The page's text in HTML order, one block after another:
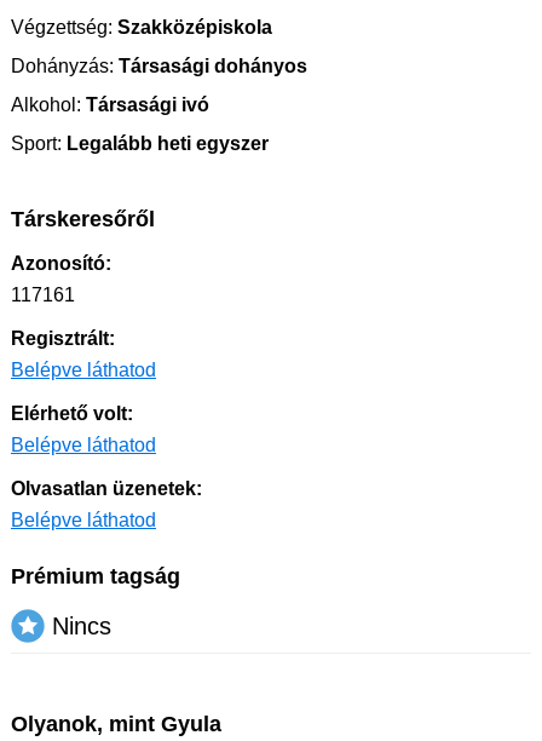
Végzettség: Szakközépiskola
Dohányzás: Társasági dohányos
Alkohol: Társasági ivó
Sport: Legalább heti egyszer
Társkeresőről
Azonosító:
117161
Regisztrált:
Belépve láthatod
Elérhető volt:
Belépve láthatod
Olvasatlan üzenetek:
Belépve láthatod
Prémium tagság
Nincs
Olyanok, mint Gyula